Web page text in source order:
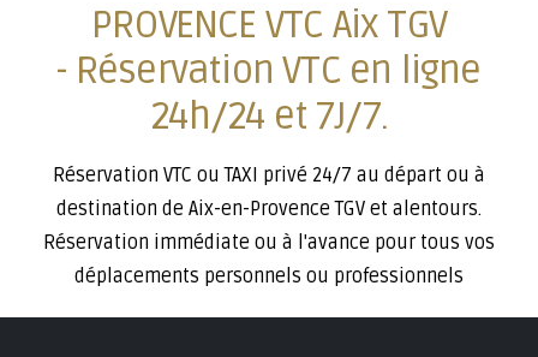
PROVENCE VTC Aix TGV
- Réservation VTC en ligne
24h/24 et 7J/7.
Réservation VTC ou TAXI privé 24/7 au départ ou à
destination de Aix-en-Provence TGV et alentours.
Réservation immédiate ou à l'avance pour tous vos
déplacements personnels ou professionnels